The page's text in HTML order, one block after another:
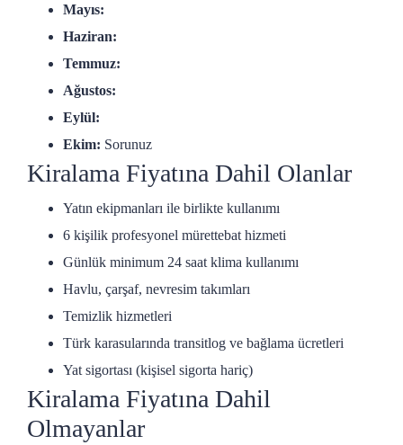
Mayıs:
Haziran:
Temmuz:
Ağustos:
Eylül:
Ekim: Sorunuz
Kiralama Fiyatına Dahil Olanlar
Yatın ekipmanları ile birlikte kullanımı
6 kişilik profesyonel mürettebat hizmeti
Günlük minimum 24 saat klima kullanımı
Havlu, çarşaf, nevresim takımları
Temizlik hizmetleri
Türk karasularında transitlog ve bağlama ücretleri
Yat sigortası (kişisel sigorta hariç)
Kiralama Fiyatına Dahil
Olmayanlar